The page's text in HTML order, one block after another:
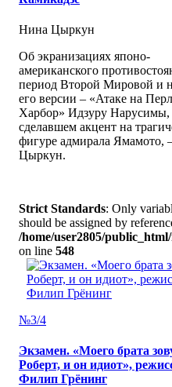
Нина Цыркун
Об экранизациях японо-
американского
период Второй Мировой и
его версии – «Атаке на
Харбор» Идзуру Нарусимы,
сделавшем акцент на
фигуре адмирала Ямамото,
Цыркун.
Strict Standards: Only
should be assigned by
/home/user2805/
on line 548
№3/4
Экзамен. «Моего брата
Роберт, и он идиот»,
Филип Грёнинг